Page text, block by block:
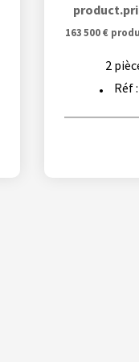
163 500 €
2
Réf